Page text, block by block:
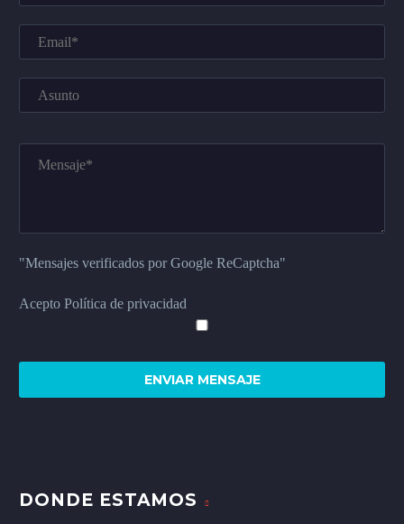
"Mensajes verificados por Google ReCaptcha"
Acepto Política de privacidad
DONDE ESTAMOS